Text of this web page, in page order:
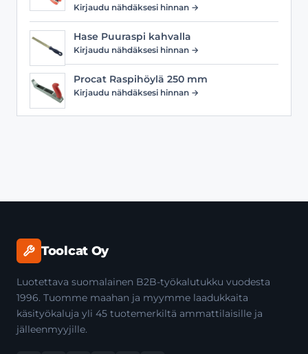
Kirjaudu nähdäksesi hinnan →
Hase Puuraspi kahvalla
Kirjaudu nähdäksesi hinnan →
Procat Raspihöylä 250 mm
Kirjaudu nähdäksesi hinnan →
Toolcat Oy
Luotettava suomalainen B2B-työkalutukku vuodesta
1996. Tuomme maahan ja myymme laadukkaita
käsityökaluja yli 45 tuotemerkiltä ammattilaisille ja
jälleenmyyjille.